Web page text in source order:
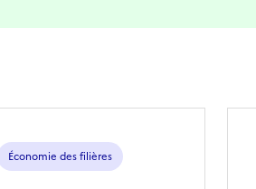
Économie des filières